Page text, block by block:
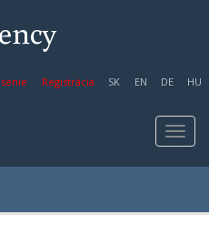
Registrácia SK EN DE HU